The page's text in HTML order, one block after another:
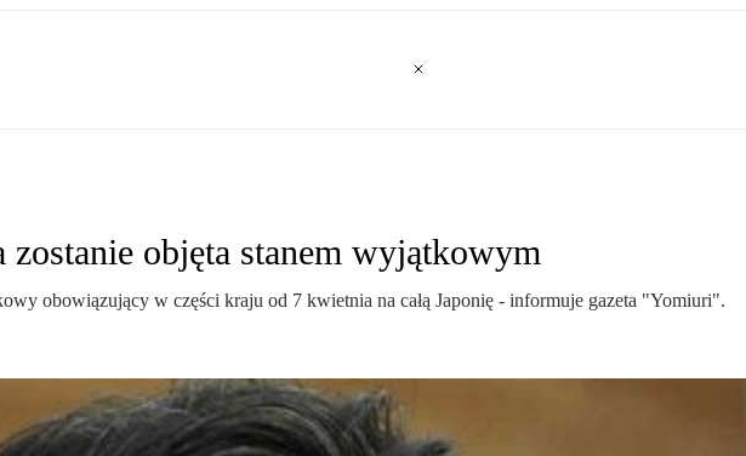
zostanie objęta stanem wyjątkowym
obowiązujący w części kraju od 7 kwietnia na całą Japonię - informuje gazeta "Yomiuri".